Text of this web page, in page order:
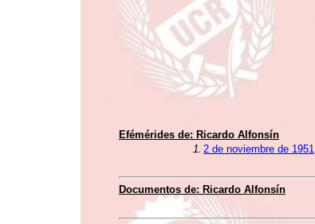
Efémérides de: Ricardo Alfonsín
1. 2 de noviembre de 1951
Documentos de: Ricardo Alfonsín